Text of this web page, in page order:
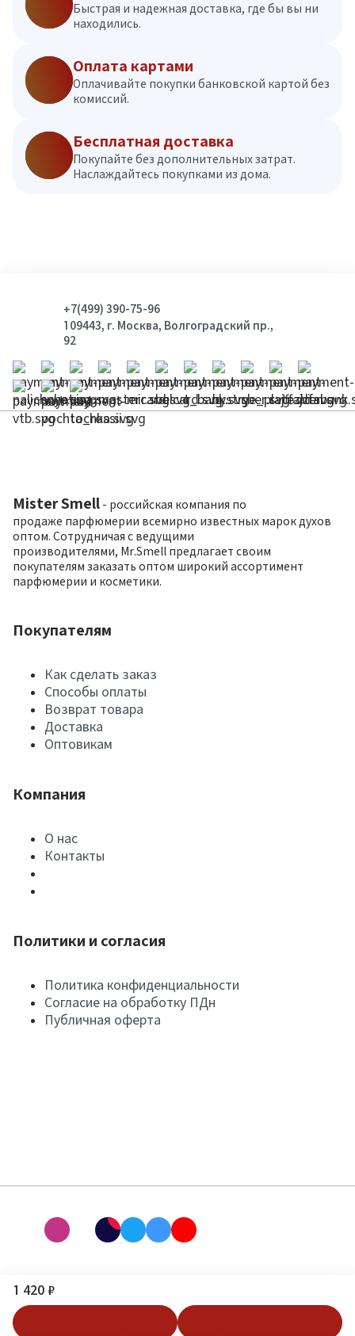
Быстрая и надежная доставка, где бы вы ни
находились.
Оплата картами
Оплачивайте покупки банковской картой без
комиссий.
Бесплатная доставка
Покупайте без дополнительных затрат.
Наслаждайтесь покупками из дома.
1 420 ₽
+7(499) 390-75-96
109443, г. Москва, Волгоградский пр.,
92
Mister Smell - российская компания по
продаже парфюмерии всемирно известных марок духов
оптом. Сотрудничая с ведущими
производителями, Mr.Smell предлагает своим
покупателям заказать оптом широкий ассортимент
парфюмерии и косметики.
Покупателям
Как сделать заказ
Способы оплаты
Возврат товара
Доставка
Оптовикам
Компания
О нас
Контакты
Политики и согласия
Политика конфиденциальности
Согласие на обработку ПДн
Публичная оферта